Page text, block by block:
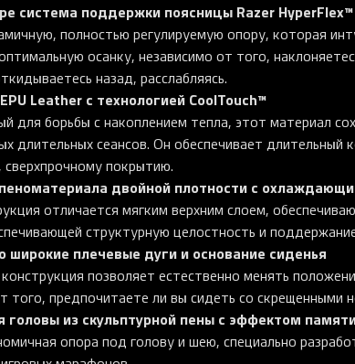
система поддержки поясницы Razer
полностью регулируемую опору, которая
осанку, независимо от того,
назад, расслабляясь.
Leather с технологией CoolTouch™
для борьбы с накоплением тепла, этот материал
длительных сеансов. Он обеспечивает длительный
покрытию.
двойной плотности с
отличается мягким верхним слоем,
структурную целостность и
широкие плечевые дуги и основание сиденья
позволяет естественно менять
того, предпочитаете ли вы сидеть со скрещенными
головы из скульптурной пены с эффектом
опора под голову и шею, специально